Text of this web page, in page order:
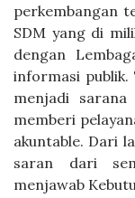
perkembangan
SDM yang di
dengan
informasi publik.
menjadi
memberi
akuntable. Dari
saran dari
menjawab